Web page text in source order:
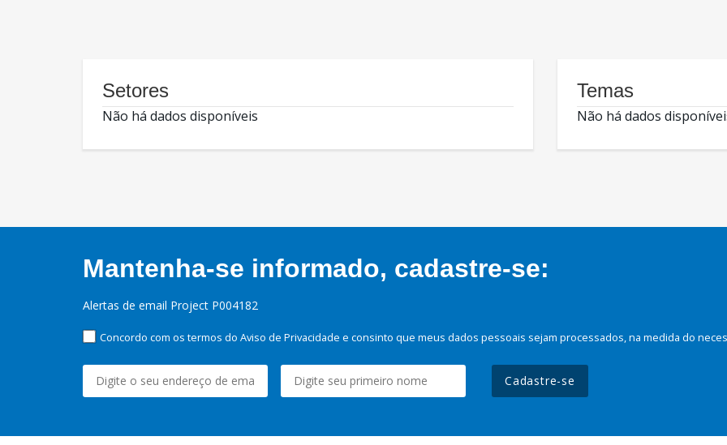
Setores
Não há dados disponíveis
Temas
Não há dados
Mantenha-se informado, cadastre-se:
Alertas de email Project P004182
Concordo com os termos do Aviso de Privacidade e consinto que meus dados pessoais sejam processados, na medida do
Cadastre-se